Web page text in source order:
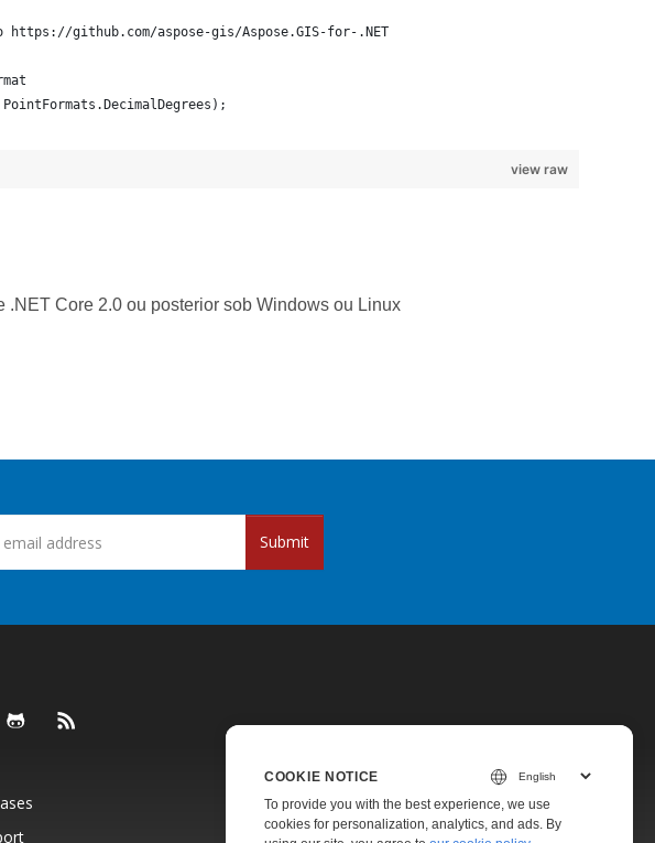
github.com/aspose-gis/Aspose.GIS-for-.NET
view raw
Core 2.0 ou posterior sob Windows ou Linux
Submit
Pricing
Paid Support
COOKIE NOTICE
To provide you with the best experience, we use
cookies for personalization, analytics, and ads. By